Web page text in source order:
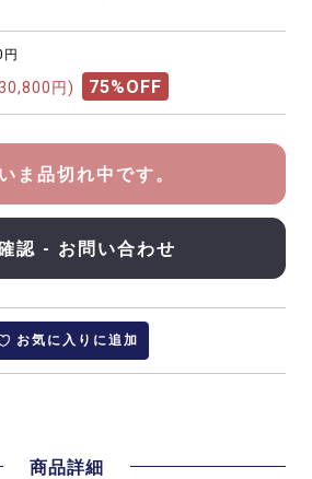
円) 75%OFF
ま品切れ中です。
認 - お問い合わせ
お気に入りに追加
商品詳細